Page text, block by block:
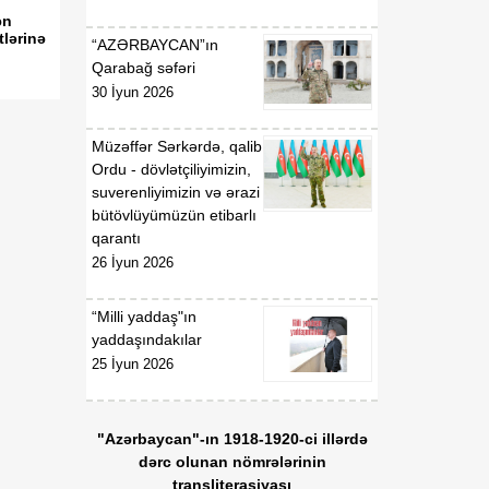
edilməsi haqqında”
Azərbaycan Respublikası
Nazirlər Kabinetinin 2011-
ci il 19 dekabr tarixli 207
nömrəli Qərarında
dəyişiklik edilməsi barədə
Azərbaycan Respublikası
Nazirlər Kabinetinin 2020-
ci il 6 may tarixli 165
nömrəli Qərarı ilə təsdiq
dayandırıldığı, bərpa və
ya ləğv edildiyi barədə
Azərbaycan
Gömrük Komitəsinə
lisenziyaların və icazələrin
01:54
“AZƏRBAYCAN”ın
Qarabağ səfəri
30 İyun 2026
Müzəffər Sərkərdə, qalib
Ordu - dövlətçiliyimizin,
suverenliyimizin və ərazi
bütövlüyümüzün etibarlı
qarantı
26 İyun 2026
“Milli yaddaş"ın
yaddaşındakılar
25 İyun 2026
"Azərbaycan"-ın 1918-1920-ci illərdə
dərc olunan nömrələrinin
transliterasiyası